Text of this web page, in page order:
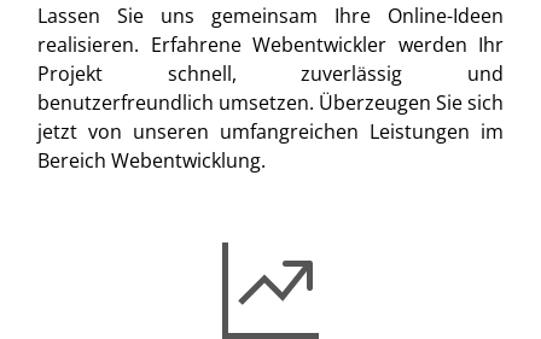
Lassen Sie uns gemeinsam Ihre Online-Ideen
realisieren. Erfahrene Webentwickler werden Ihr
Projekt schnell, zuverlässig und
benutzerfreundlich umsetzen. Überzeugen Sie sich
jetzt von unseren umfangreichen Leistungen im
Bereich Webentwicklung.